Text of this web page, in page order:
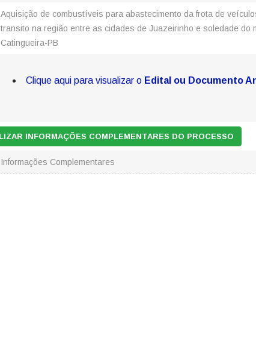
Aquisição de combustíveis para abastecimento da frota de
transito na região entre as cidades de Juazeirinho e soledade do
Catingueira-PB
Clique aqui para visualizar o Edital ou Documento
INFORMAÇÕES COMPLEMENTARES DO PROCESSO
Informações Complementares